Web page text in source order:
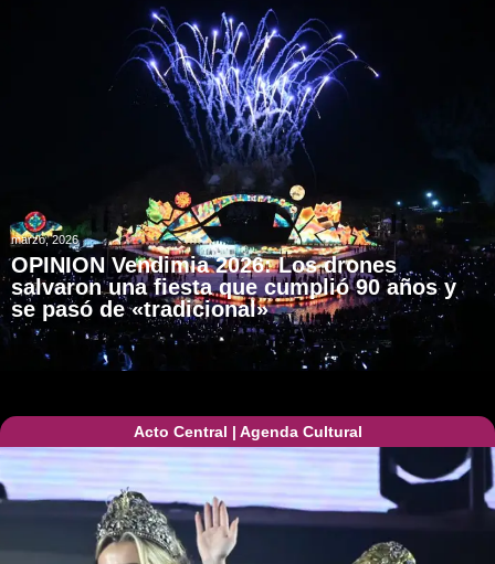
marzo, 2026
OPINION Vendimia 2026: Los drones
salvaron una fiesta que cumplió 90 años y
se pasó de «tradicional»
Acto Central | Agenda Cultural